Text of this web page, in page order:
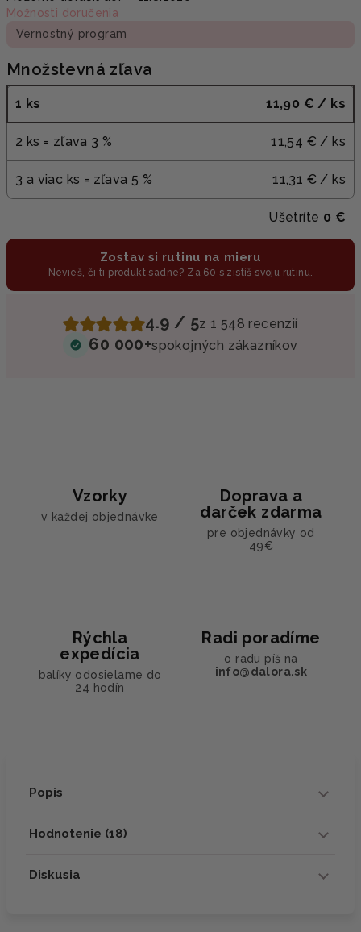
Možnosti doručenia
Vernostný program
Množstevná zľava
1 ks 11,90 € / ks
2 ks = zľava 3 % 11,54 € / ks
3 a viac ks = zľava 5 % 11,31 € / ks
Ušetríte 0 €
Zostav si rutinu na mieru
Nevieš, či ti produkt sadne? Za 60 s zistíš svoju rutinu.
4.9 / 5z 1 548 recenzií
60 000+spokojných zákazníkov
Vzorky
v každej objednávke
Doprava a
darček zdarma
pre objednávky od
49€
Rýchla
expedícia
balíky odosielame do
24 hodín
Radi poradíme
o radu píš na
info@dalora.sk
Popis
Hodnotenie (18)
Diskusia